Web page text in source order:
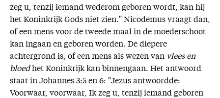
zeg u, tenzij iemand wederom geboren wordt, kan hij
het Koninkrijk Gods niet zien." Nicodemus vraagt dan,
of een mens voor de tweede maal in de moederschoot
kan ingaan en geboren worden. De diepere
achtergrond is, of een mens als wezen van vlees en
bloedhet Koninkrijk kan binnengaan. Het antwoord
staat in Johannes 3:5 en 6: "Jezus antwoordde:
Voorwaar, voorwaar, Ik zeg u, tenzij iemand geboren